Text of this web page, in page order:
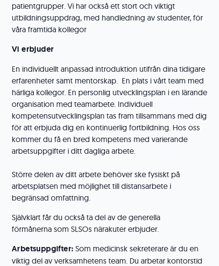
patientgrupper. Vi har också ett stort och viktigt
utbildningsuppdrag, med handledning av studenter, för
våra framtida kollegor
Vi erbjuder
En individuellt anpassad introduktion utifrån dina tidigare
erfarenheter samt mentorskap. En plats i vårt team med
härliga kollegor. En personlig utvecklingsplan i en lärande
organisation med teamarbete. Individuell
kompetensutvecklingsplan tas fram tillsammans med dig
för att erbjuda dig en kontinuerlig fortbildning. Hos oss
kommer du få en bred kompetens med varierande
arbetsuppgifter i ditt dagliga arbete.
Större delen av ditt arbete behöver ske fysiskt på
arbetsplatsen med möjlighet till distansarbete i
begränsad omfattning.
Självklart får du också ta del av de generella
förmånerna som SLSOs närakuter erbjuder.
Arbetsuppgifter: Som medicinsk sekreterare är du en
viktig del av verksamhetens team. Du arbetar kontorstid